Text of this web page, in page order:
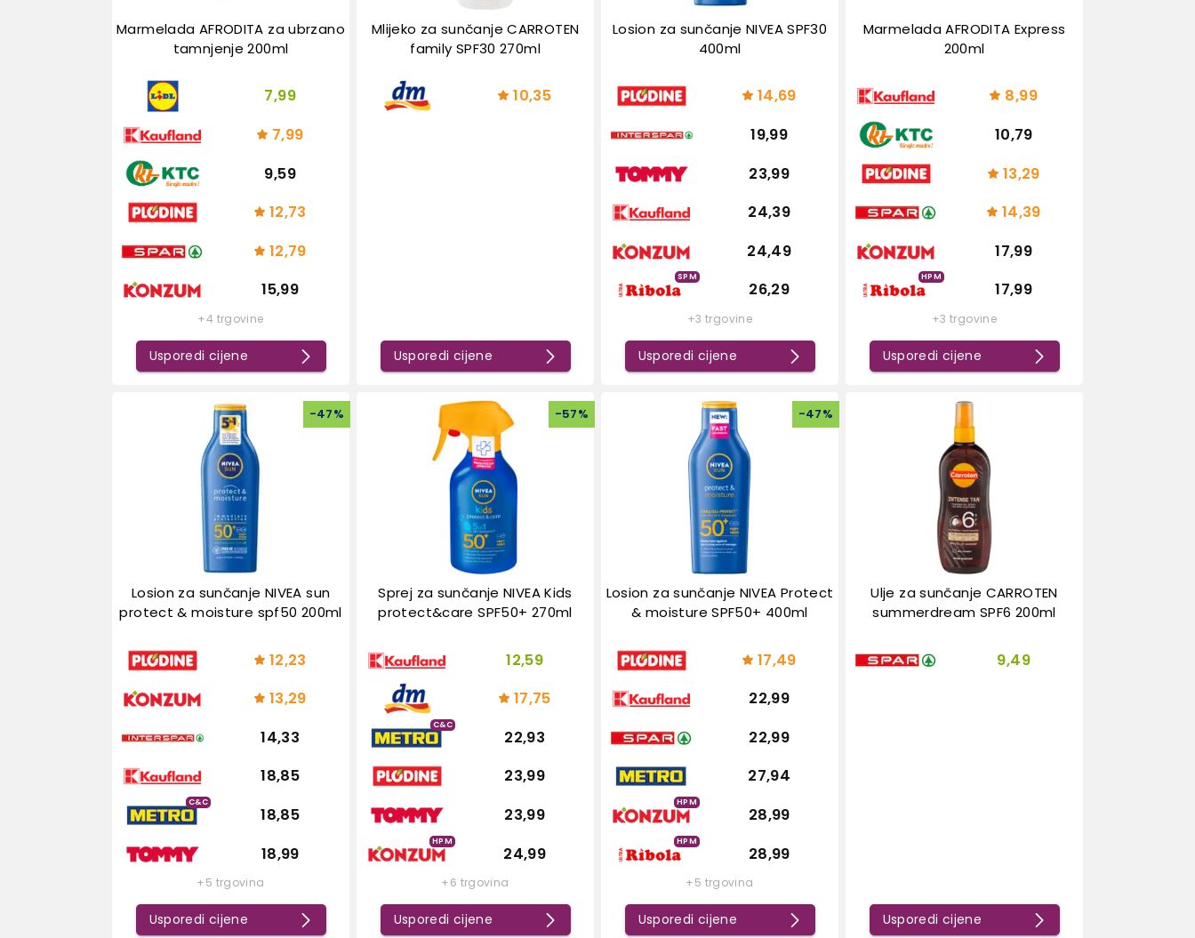
Marmelada AFRODITA za ubrzano
tamnjenje 200ml
7,99
7,99
9,59
12,73
12,79
15,99
+4 trgovine
Usporedi cijene
Mlijeko za sunčanje CARROTEN
family SPF30 270ml
10,35
Usporedi cijene
Losion za sunčanje NIVEA SPF30
400ml
14,69
19,99
23,99
24,39
24,49
SPM
26,29
+3 trgovine
Usporedi cijene
Marmelada AFRODITA Express
200ml
8,99
10,79
13,29
14,39
17,99
HPM
17,99
+3 trgovine
Usporedi cijene
-47%
Losion za sunčanje NIVEA sun
protect & moisture spf50 200ml
12,23
13,29
14,33
18,85
C&C
18,85
18,99
+5 trgovina
Usporedi cijene
-57%
Sprej za sunčanje NIVEA Kids
protect&care SPF50+ 270ml
12,59
17,75
C&C
22,93
23,99
23,99
HPM
24,99
+6 trgovina
Usporedi cijene
-47%
Losion za sunčanje NIVEA Protect
& moisture SPF50+ 400ml
17,49
22,99
22,99
27,94
HPM
28,99
HPM
28,99
+5 trgovina
Usporedi cijene
Ulje za sunčanje CARROTEN
summerdream SPF6 200ml
9,49
Usporedi cijene